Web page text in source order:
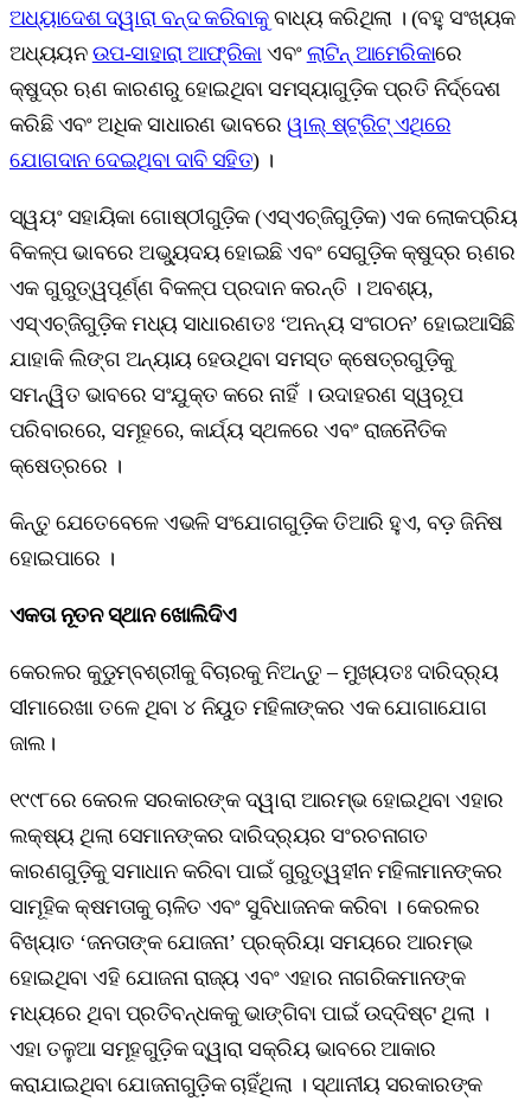
ଅଧ୍ୟାଦେଶ ଦ୍ୱାରା ବନ୍ଦ କରିବାକୁବାଧ୍ୟ କରିଥିଲା । (ବହୁ ସଂଖ୍ୟକ
ଅଧ୍ୟୟନ ଉପ-ସାହାରା ଆଫ୍ରିକାଏବଂ ଲାଟିନ୍‌ ଆମେରିକାରେ
କ୍ଷୁଦ୍ର ଋଣ କାରଣରୁ ହୋଇଥିବା ସମସ୍ୟାଗୁଡ଼ିକ ପ୍ରତି ନିର୍ଦ୍ଦେଶ
କରିଛି ଏବଂ ଅଧିକ ସାଧାରଣ ଭାବରେୱାଲ୍‌ ଷ୍ଟ୍ରିଟ୍‌ ଏଥିରେ
ଯୋଗଦାନ ଦେଇଥିବା ଦାବି ସହିତ) ।
ସ୍ୱୟଂ ସହାୟିକା ଗୋଷ୍ଠୀଗୁଡ଼ିକ (ଏସ୍‌ଏଚ୍‌ଜିଗୁଡ଼ିକ) ଏକ ଲୋକପ୍ରିୟ
ବିକଳ୍ପ ଭାବରେ ଅଭ୍ୟୁଦୟ ହୋଇଛି ଏବଂ ସେଗୁଡ଼ିକ କ୍ଷୁଦ୍ର ଋଣର
ଏକ ଗୁରୁତ୍ୱପୂର୍ଣ୍ଣ ବିକଳ୍ପ ପ୍ରଦାନ କରନ୍ତି । ଅବଶ୍ୟ,
ଏସ୍‌ଏଚ୍‌ଜିଗୁଡ଼ିକ ମଧ୍ୟ ସାଧାରଣତଃ ‘ଅନନ୍ୟ ସଂଗଠନ’ ହୋଇଆସିଛି
ଯାହାକି ଲିଙ୍ଗ ଅନ୍ୟାୟ ହେଉଥିବା ସମସ୍ତ କ୍ଷେତ୍ରଗୁଡ଼ିକୁ
ସମନ୍ୱିତ ଭାବରେ ସଂଯୁକ୍ତ କରେ ନାହିଁ । ଉଦାହରଣ ସ୍ୱରୂପ
ପରିବାରରେ, ସମୂହରେ, କାର୍ଯ୍ୟ ସ୍ଥଳରେ ଏବଂ ରାଜନୈତିକ
କ୍ଷେତ୍ରରେ ।
କିନ୍ତୁ ଯେତେବେଳେ ଏଭଳି ସଂଯୋଗଗୁଡ଼ିକ ତିଆରି ହୁଏ, ବଡ଼ ଜିନିଷ
ହୋଇପାରେ ।
ଏକତା ନୂତନ ସ୍ଥାନ ଖୋଲିଦିଏ
କେରଳର କୁଡୁମ୍ବଶ୍ରୀକୁ ବିଚାରକୁ ନିଅନ୍ତୁ – ମୁଖ୍ୟତଃ ଦାରିଦ୍ର୍ୟ
ସୀମାରେଖା ତଳେ ଥିବା ୪ ନିୟୁତ ମହିଳାଙ୍କର ଏକ ଯୋଗାଯୋଗ
ଜାଲ।
୧୯୯୮ରେ କେରଳ ସରକାରଙ୍କ ଦ୍ୱାରା ଆରମ୍ଭ ହୋଇଥିବା ଏହାର
ଲକ୍ଷ୍ୟ ଥିଲା ସେମାନଙ୍କର ଦାରିଦ୍ର୍ୟର ସଂରଚନାଗତ
କାରଣଗୁଡ଼ିକୁ ସମାଧାନ କରିବା ପାଇଁ ଗୁରୁତ୍ୱହୀନ ମହିଳାମାନଙ୍କର
ସାମୂହିକ କ୍ଷମତାକୁ ଚାଳିତ ଏବଂ ସୁବିଧାଜନକ କରିବା । କେରଳର
ବିଖ୍ୟାତ ‘ଜନତାଙ୍କ ଯୋଜନା’ ପ୍ରକ୍ରିୟା ସମୟରେ ଆରମ୍ଭ
ହୋଇଥିବା ଏହି ଯୋଜନା ରାଜ୍ୟ ଏବଂ ଏହାର ନାଗରିକମାନଙ୍କ
ମଧ୍ୟରେ ଥିବା ପ୍ରତିବନ୍ଧକକୁ ଭାଙ୍ଗିବା ପାଇଁ ଉଦ୍ଦିଷ୍ଟ ଥିଲା ।
ଏହା ତଳୁଆ ସମୂହଗୁଡ଼ିକ ଦ୍ୱାରା ସକ୍ରିୟ ଭାବରେ ଆକାର
କରାଯାଇଥିବା ଯୋଜନାଗୁଡ଼ିକ ଚାହିଁଥିଲା । ସ୍ଥାନୀୟ ସରକାରଙ୍କ